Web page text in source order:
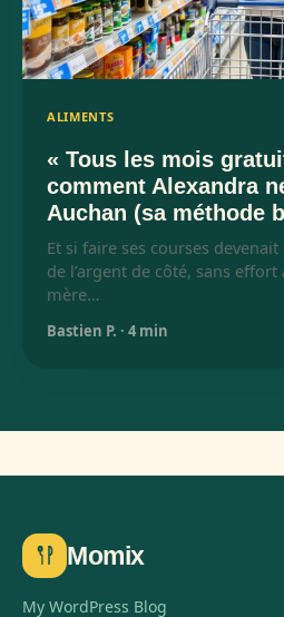
ALIMENTS
« Tous les mois
comment Alexandra
Auchan (sa méthode
Et si faire ses courses
de l’argent de côté, sans
mère…
Bastien P. · 4 min
Momix
My WordPress Blog